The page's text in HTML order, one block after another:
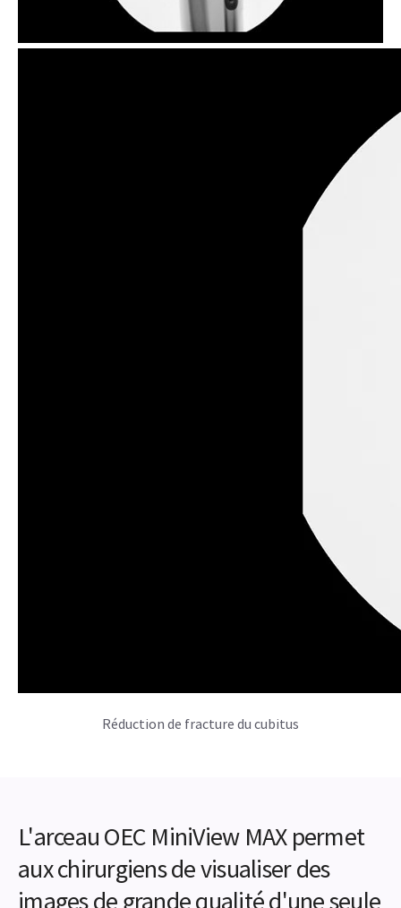
Réduction de fracture du cubitus
L'arceau OEC MiniView MAX permet
aux chirurgiens de visualiser des
images de grande qualité d'une seule